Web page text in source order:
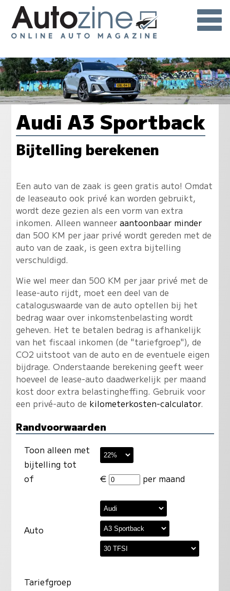
Audi A3 Sportback
Bijtelling berekenen
Een auto van de zaak is geen gratis auto! Omdat
de leaseauto ook privé kan worden gebruikt,
wordt deze gezien als een vorm van extra
inkomen. Alleen wanneer aantoonbaar minder
dan 500 KM per jaar privé wordt gereden met de
auto van de zaak, is geen extra bijtelling
verschuldigd.
Wie wel meer dan 500 KM per jaar privé met de
lease-auto rijdt, moet een deel van de
cataloguswaarde van de auto optellen bij het
bedrag waar over inkomstenbelasting wordt
geheven. Het te betalen bedrag is afhankelijk
van het fiscaal inkomen (de "tariefgroep"), de
CO2 uitstoot van de auto en de eventuele eigen
bijdrage. Onderstaande berekening geeft weer
hoeveel de lease-auto daadwerkelijk per maand
kost door extra belastingheffing. Gebruik voor
een privé-auto de kilometerkosten-calculator.
Randvoorwaarden
Toon alleen met
bijtelling tot
of
€ per maand
Auto
Tariefgroep